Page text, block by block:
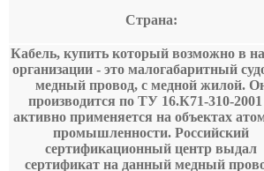
Страна:
Кабель, купить который возможно в
организации - это малогабаритный
медный провод, с медной жилой.
производится по ТУ 16.К71-310-
активно применяется на объектах
промышленности. Российский
сертификационный центр выдал
сертификат на данный медный